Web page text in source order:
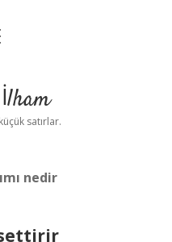
satırlar.
nedir